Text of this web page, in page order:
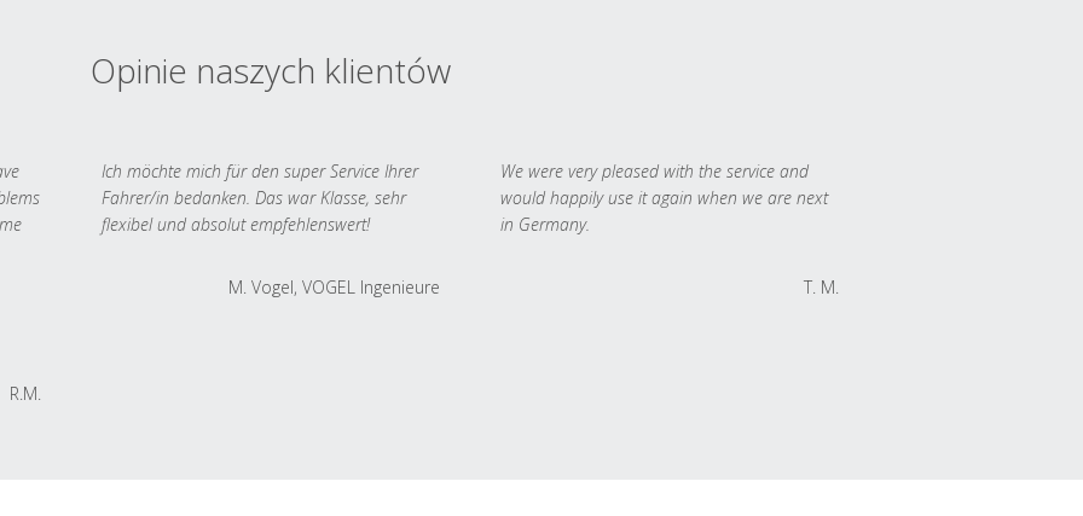
Opinie naszych klientów
R.M.
Ich möchte mich für den super Service Ihrer
Fahrer/in bedanken. Das war Klasse, sehr
flexibel und absolut empfehlenswert!
M. Vogel, VOGEL Ingenieure
We were very pleased with the service and
would happily use it again when we are next
in Germany.
T. M.